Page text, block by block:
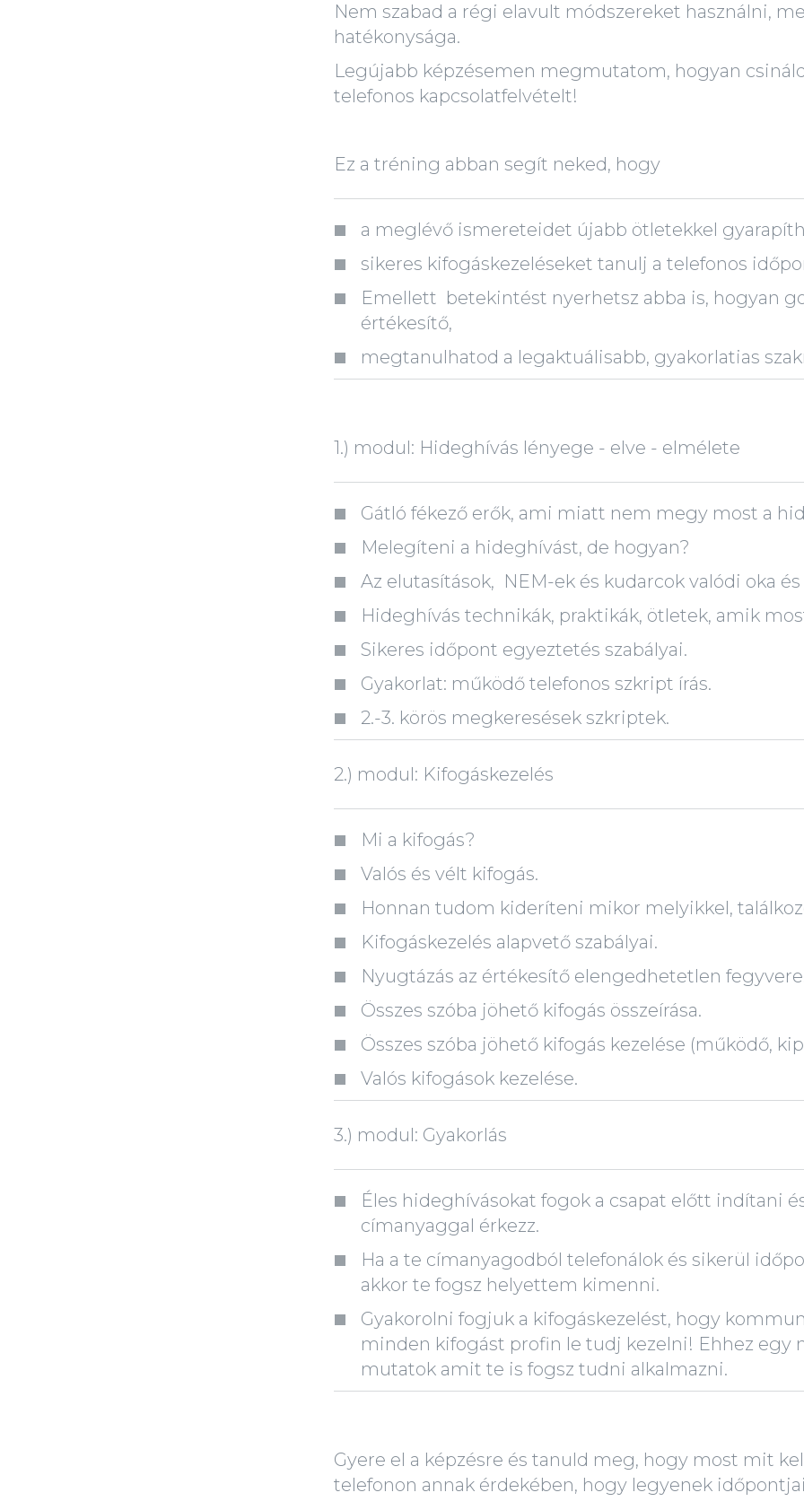
Nem szabad a régi elavult módszereket használni,
hatékonysága.
Legújabb képzésemen megmutatom, hogyan
telefonos kapcsolatfelvételt!
Ez a tréning abban segít neked, hogy
a meglévő ismereteidet újabb ötletekkel
sikeres kifogáskezeléseket tanulj a telefonos
Emellett betekintést nyerhetsz abba is, hogyan
értékesítő,
megtanulhatod a legaktuálisabb, gyakorlatias
1.) modul: Hideghívás lényege - elve - elmélete
Gátló fékező erők, ami miatt nem megy most a
Melegíteni a hideghívást, de hogyan?
Az elutasítások, NEM-ek és kudarcok valódi oka és
Hideghívás technikák, praktikák, ötletek, amik
Sikeres időpont egyeztetés szabályai.
Gyakorlat: működő telefonos szkript írás.
2.-3. körös megkeresések szkriptek.
2.) modul: Kifogáskezelés
Mi a kifogás?
Valós és vélt kifogás.
Honnan tudom kideríteni mikor melyikkel,
Kifogáskezelés alapvető szabályai.
Nyugtázás az értékesítő elengedhetetlen
Összes szóba jöhető kifogás összeírása.
Összes szóba jöhető kifogás kezelése (működő,
Valós kifogások kezelése.
3.) modul: Gyakorlás
Éles hideghívásokat fogok a csapat előtt indítani
címanyaggal érkezz.
Ha a te címanyagodból telefonálok és sikerül
akkor te fogsz helyettem kimenni.
Gyakorolni fogjuk a kifogáskezelést, hogy
minden kifogást profin le tudj kezelni! Ehhez egy
mutatok amit te is fogsz tudni alkalmazni.
Gyere el a képzésre és tanuld meg, hogy most mit
telefonon annak érdekében, hogy legyenek